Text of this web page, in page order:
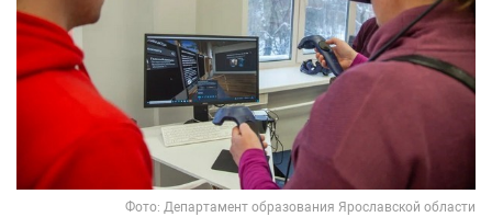
Фото: Департамент образования Ярославской области